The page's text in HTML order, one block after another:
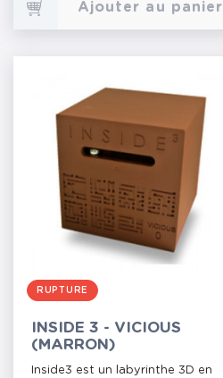
Ajouter au panier
RUPTURE
INSIDE 3 - VICIOUS
(MARRON)
Inside3 est un labyrinthe 3D en